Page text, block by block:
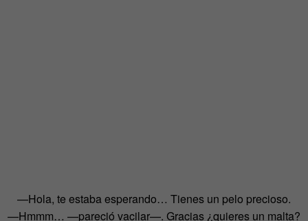
—Hola, te estaba esperando… Tienes un pelo precioso.
—Hmmm… —pareció vacilar—. Gracias ¿quieres un malta?